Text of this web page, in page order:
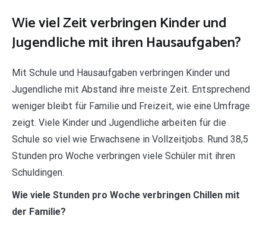
Wie viel Zeit verbringen Kinder und
Jugendliche mit ihren Hausaufgaben?
Mit Schule und Hausaufgaben verbringen Kinder und
Jugendliche mit Abstand ihre meiste Zeit. Entsprechend
weniger bleibt für Familie und Freizeit, wie eine Umfrage
zeigt. Viele Kinder und Jugendliche arbeiten für die
Schule so viel wie Erwachsene in Vollzeitjobs. Rund 38,5
Stunden pro Woche verbringen viele Schüler mit ihren
Schuldingen.
Wie viele Stunden pro Woche verbringen Chillen mit
der Familie?